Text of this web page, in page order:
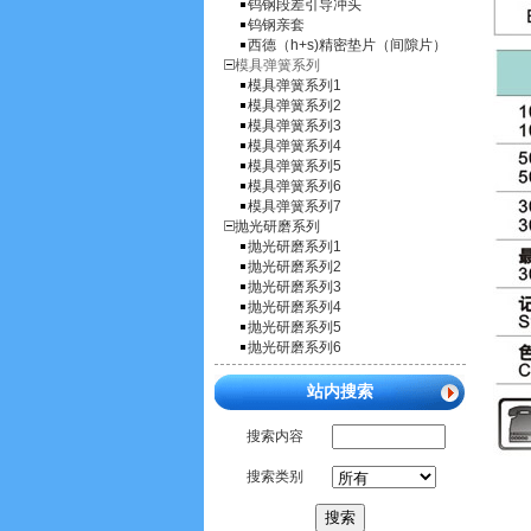
钨钢段差引导冲头
钨钢亲套
西德（h+s)精密垫片（间隙片）
模具弹簧系列
模具弹簧系列1
模具弹簧系列2
模具弹簧系列3
模具弹簧系列4
模具弹簧系列5
模具弹簧系列6
模具弹簧系列7
抛光研磨系列
抛光研磨系列1
抛光研磨系列2
抛光研磨系列3
抛光研磨系列4
抛光研磨系列5
抛光研磨系列6
站内搜索
搜索内容
搜索类别